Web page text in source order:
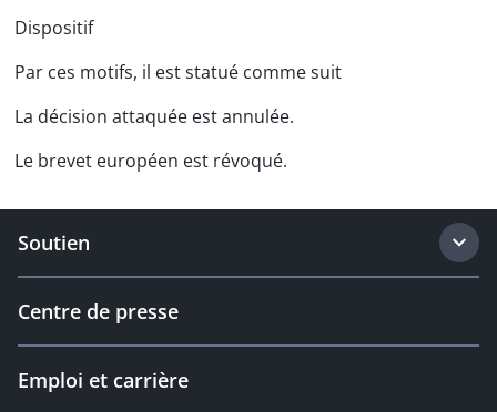
Dispositif
Par ces motifs, il est statué comme suit
La décision attaquée est annulée.
Le brevet européen est révoqué.
Soutien
Centre de presse
Emploi et carrière